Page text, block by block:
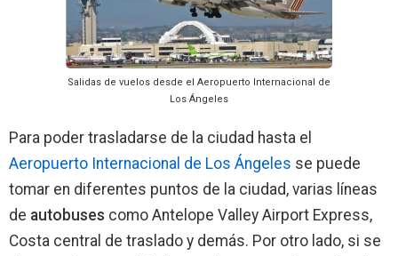
Salidas de vuelos desde el Aeropuerto Internacional de
Los Ángeles
Para poder trasladarse de la ciudad hasta el
Aeropuerto Internacional de Los Ángeles se puede
tomar en diferentes puntos de la ciudad, varias líneas
de autobuses como Antelope Valley Airport Express,
Costa central de traslado y demás. Por otro lado, si se